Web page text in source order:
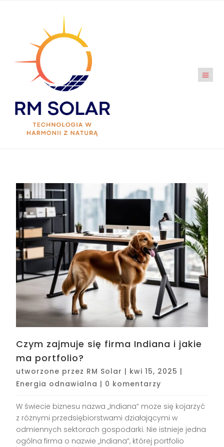
Czym zajmuje się firma Indiana i jakie
ma portfolio?
utworzone przez RM Solar | kwi 15, 2025 |
Energia odnawialna | 0 komentarzy
W świecie biznesu nazwa „Indiana” może się kojarzyć
z różnymi przedsiębiorstwami działającymi w
odmiennych sektorach gospodarki. Nie istnieje jedna
ogólna firma o nazwie „Indiana”, której portfolio